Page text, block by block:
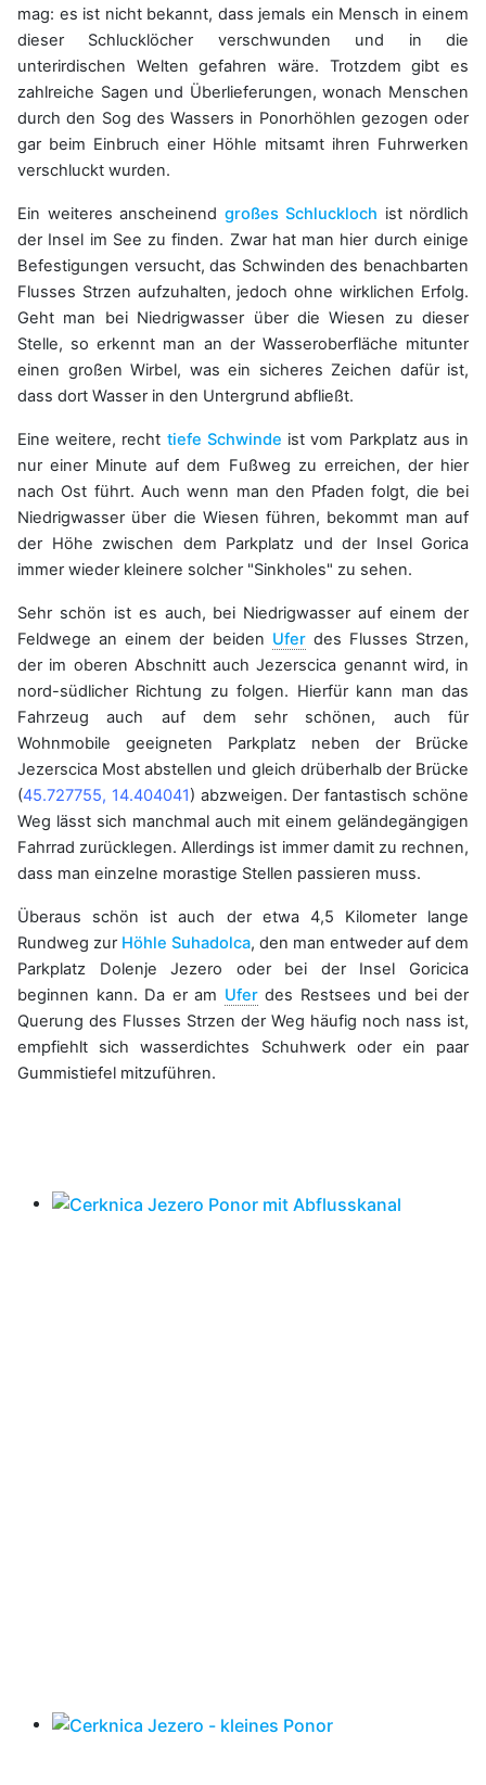
mag: es ist nicht bekannt, dass jemals ein Mensch in einem
dieser Schlucklöcher verschwunden und in die
unterirdischen Welten gefahren wäre. Trotzdem gibt es
zahlreiche Sagen und Überlieferungen, wonach Menschen
durch den Sog des Wassers in Ponorhöhlen gezogen oder
gar beim Einbruch einer Höhle mitsamt ihren Fuhrwerken
verschluckt wurden.
Ein weiteres anscheinend großes Schluckloch ist nördlich
der Insel im See zu finden. Zwar hat man hier durch einige
Befestigungen versucht, das Schwinden des benachbarten
Flusses Strzen aufzuhalten, jedoch ohne wirklichen Erfolg.
Geht man bei Niedrigwasser über die Wiesen zu dieser
Stelle, so erkennt man an der Wasseroberfläche mitunter
einen großen Wirbel, was ein sicheres Zeichen dafür ist,
dass dort Wasser in den Untergrund abfließt.
Eine weitere, recht tiefe Schwinde ist vom Parkplatz aus in
nur einer Minute auf dem Fußweg zu erreichen, der hier
nach Ost führt. Auch wenn man den Pfaden folgt, die bei
Niedrigwasser über die Wiesen führen, bekommt man auf
der Höhe zwischen dem Parkplatz und der Insel Gorica
immer wieder kleinere solcher "Sinkholes" zu sehen.
Sehr schön ist es auch, bei Niedrigwasser auf einem der
Feldwege an einem der beiden Uferdes Flusses Strzen,
der im oberen Abschnitt auch Jezerscica genannt wird, in
nord-südlicher Richtung zu folgen. Hierfür kann man das
Fahrzeug auch auf dem sehr schönen, auch für
Wohnmobile geeigneten Parkplatz neben der Brücke
Jezerscica Most abstellen und gleich drüberhalb der Brücke
(45.727755, 14.404041) abzweigen. Der fantastisch schöne
Weg lässt sich manchmal auch mit einem geländegängigen
Fahrrad zurücklegen. Allerdings ist immer damit zu rechnen,
dass man einzelne morastige Stellen passieren muss.
Überaus schön ist auch der etwa 4,5 Kilometer lange
Rundweg zur Höhle Suhadolca, den man entweder auf dem
Parkplatz Dolenje Jezero oder bei der Insel Goricica
beginnen kann. Da er am Uferdes Restsees und bei der
Querung des Flusses Strzen der Weg häufig noch nass ist,
empfiehlt sich wasserdichtes Schuhwerk oder ein paar
Gummistiefel mitzuführen.